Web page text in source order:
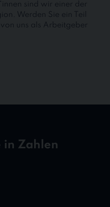
sind wir einer der
Werden Sie ein Teil
uns als Arbeitgeber
in Zahlen